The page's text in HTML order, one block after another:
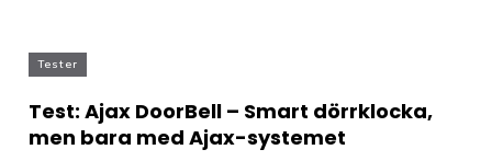
Tester
Test: Ajax DoorBell – Smart dörrklocka,
men bara med Ajax-systemet